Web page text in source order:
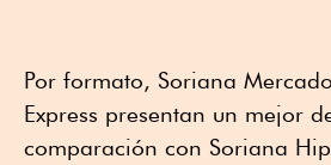
Por formato, Soriana
Express presentan un mejor
comparación con Soriana